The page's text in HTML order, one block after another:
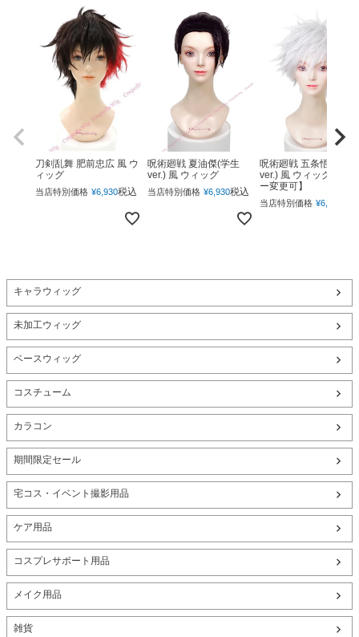
刀剣乱舞 肥前忠広 風 ウ
ィッグ
当店特別価格 ¥6,930税込
呪術廻戦 夏油傑(学生
ver.) 風 ウィッグ
当店特別価格 ¥6,930税込
呪術廻戦 五条悟(下ろ
ver.) 風 ウィッグ 【カ
ー変更可】
当店特別価格 ¥6,930
キャラウィッグ
未加工ウィッグ
ベースウィッグ
コスチューム
カラコン
期間限定セール
宅コス・イベント撮影用品
ケア用品
コスプレサポート用品
メイク用品
雑貨